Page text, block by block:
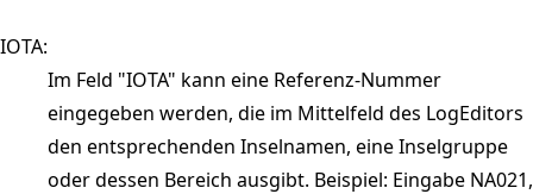
IOTA:
Im Feld "IOTA" kann eine Referenz-Nummer
eingegeben werden, die im Mittelfeld des LogEditors
den entsprechenden Inselnamen, eine Inselgruppe
oder dessen Bereich ausgibt. Beispiel: Eingabe NA021,